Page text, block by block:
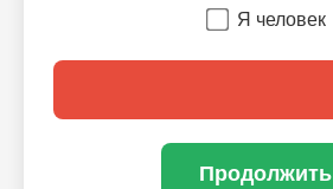
Я человек
Продолжить